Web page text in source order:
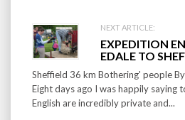
Post
navigation
NEXT ARTICLE:
EXPEDITION
EDALE TO
Sheffield 36 km Bothering' people
Eight days ago I was happily saying
English are incredibly private and...